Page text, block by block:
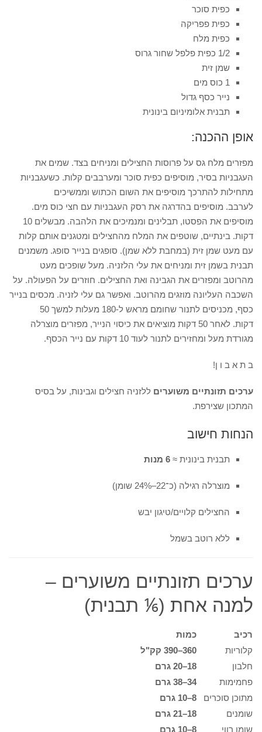
כפית סוכר
כפית פפריקה
כפית מלח
1/2 כפית פלפל שחור גרוס
שמן זית
1 כוס מים
נייר כסף גדול
תבנית אלומיניום בינונית
אופן ההכנה:
מפזרים מלח גס על פרוסות החצילים ומניחים בצד. שמים את
העגבניות בסיר, מוסיפים כפית סוכר ומערבבים קלות. כשעגבניות
מתחילות להתרכך מוסיפים את השום הכתוש וממשיכים
לערבב. מוסיפים בהדרגה את רסק העגבניות עם חצי כוס מים.
מוסיפים את הפסטו, תבלינים ומנמיכים את הלהבה. מבשלים 10
דקות. בינתיים, שוטפים את המלח מהחצילים ומטגנים אותם קלות
עם מעט שמן זית (במחבת ללא שמן). סופגים בנייר סופג. משמנים
תבנית בשמן זית ומניחים את עלי הלזניה. מעל שופכים מעט
מהרוטב ומפזרים את הגבינה ואת החצילים. חוזרים על הפעולה. על
השכבה העליונה מוזגים מהרוטב. ואפשר גם עלי לזניה. מכסים בנייר
כסף, מכניסים לתנור שחומם מראש ל-180 מעלות למשך 50
דקות. לאחר 50 דקות מוציאים את כיסוי הנייר, מפזרים מוצרלה
מגורדת מעל ומחזירים לתנור לעוד 10 דקות עם נייר הכסף.
ב ת א ב ו ן!
ערכים תזונתיים משוערים ללזניה חצילים וגבינות, על בסיס
המתכון שצירפת.
הנחות חישוב
תבנית בינונית ≈ 6 מנות
מוצרלה רגילה (כ־22–24% שומן)
החצילים קלויים/טיגון יבש
ללא רוטב בשמל
ערכים תזונתיים משוערים –
למנה אחת (⅙ תבנית)
רכיב
כמות
קלוריות
360–390 קק"ל
חלבון
18–20 גרם
פחמימות
34–38 גרם
מתוכן סוכרים
8–10 גרם
שומנים
18–21 גרם
שומן רווי
8–10 גרם